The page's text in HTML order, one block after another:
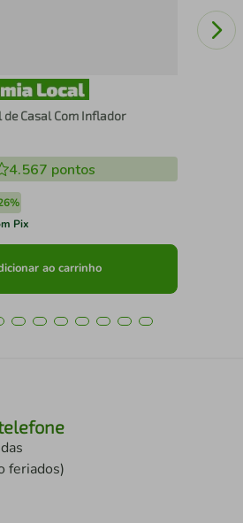
Casal Com Inflador
4.567 pontos
Pix
ao carrinho
feriados)